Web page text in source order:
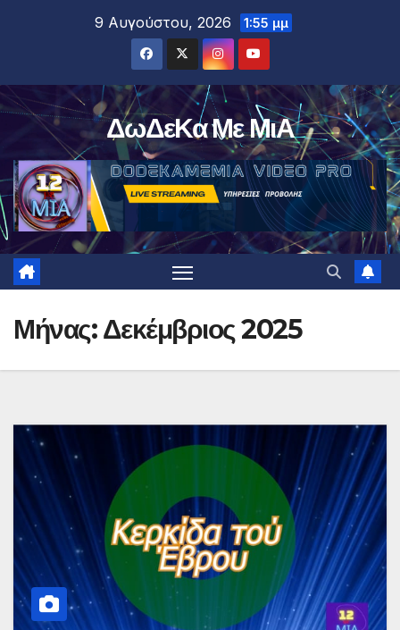
9 Αυγούστου, 2026 1:55 μμ
ΔωΔεΚα Με ΜιΑ
Μήνας:Δεκέμβριος 2025